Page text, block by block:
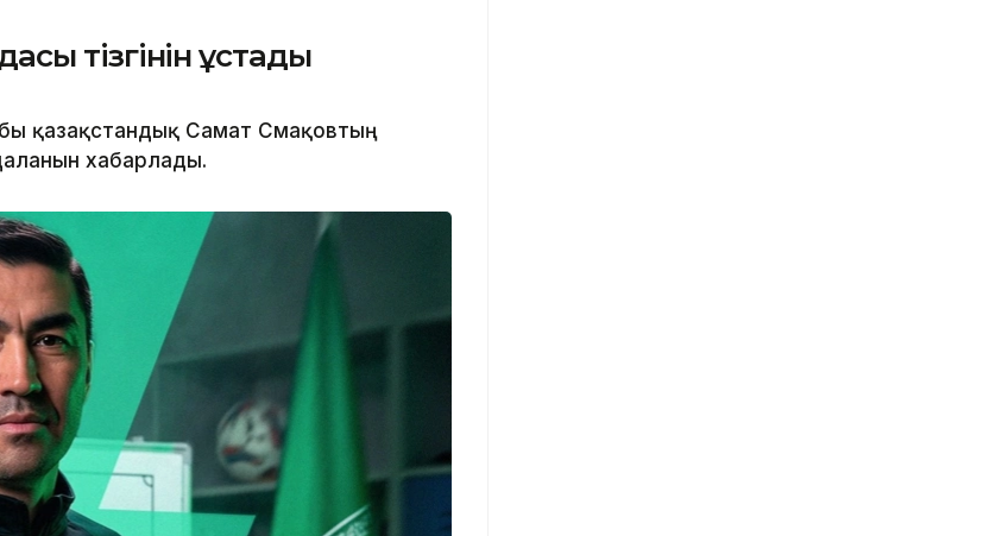
тізгінін ұстады
қазақстандық Самат Смақовтың
хабарлады.